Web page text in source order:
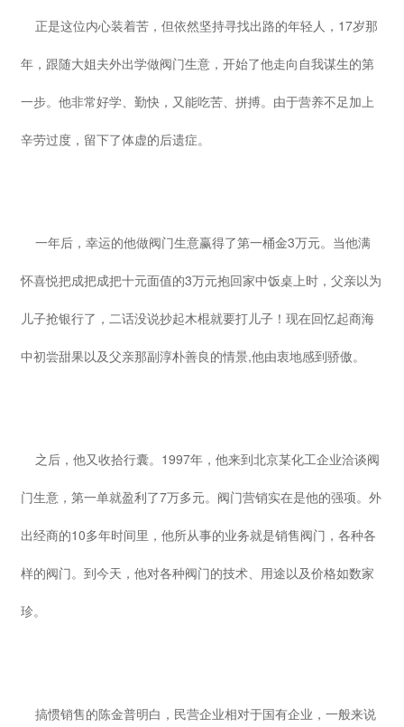
正是这位内心装着苦，但依然坚持寻找出路的年轻人，17岁那
年，跟随大姐夫外出学做阀门生意，开始了他走向自我谋生的第
一步。他非常好学、勤快，又能吃苦、拼搏。由于营养不足加上
辛劳过度，留下了体虚的后遗症。
一年后，幸运的他做阀门生意赢得了第一桶金3万元。当他满
怀喜悦把成把成把十元面值的3万元抱回家中饭桌上时，父亲以为
儿子抢银行了，二话没说抄起木棍就要打儿子！现在回忆起商海
中初尝甜果以及父亲那副淳朴善良的情景,他由衷地感到骄傲。
之后，他又收拾行囊。1997年，他来到北京某化工企业洽谈阀
门生意，第一单就盈利了7万多元。阀门营销实在是他的强项。外
出经商的10多年时间里，他所从事的业务就是销售阀门，各种各
样的阀门。到今天，他对各种阀门的技术、用途以及价格如数家
珍。
搞惯销售的陈金普明白，民营企业相对于国有企业，一般来说